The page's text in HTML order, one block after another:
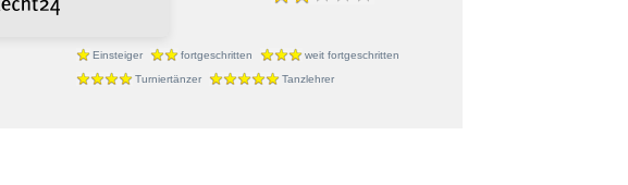
Einsteiger fortgeschritten
weit fortgeschritten
Turniertänzer
Tanzlehrer